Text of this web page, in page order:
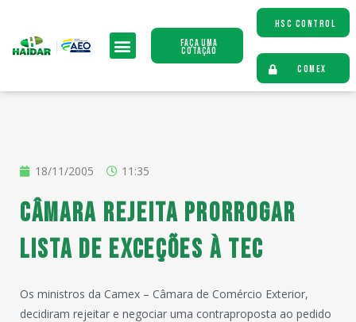
Faça uma
Cotação
HSC CONTROL
COMEX
18/11/2005 11:35
Câmara rejeita prorrogar
lista de exceções à TEC
Os ministros da Camex – Câmara de Comércio Exterior,
decidiram rejeitar e negociar uma contraproposta ao pedido